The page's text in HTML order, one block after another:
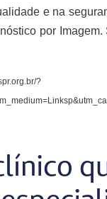
e na
por Imagem.
?